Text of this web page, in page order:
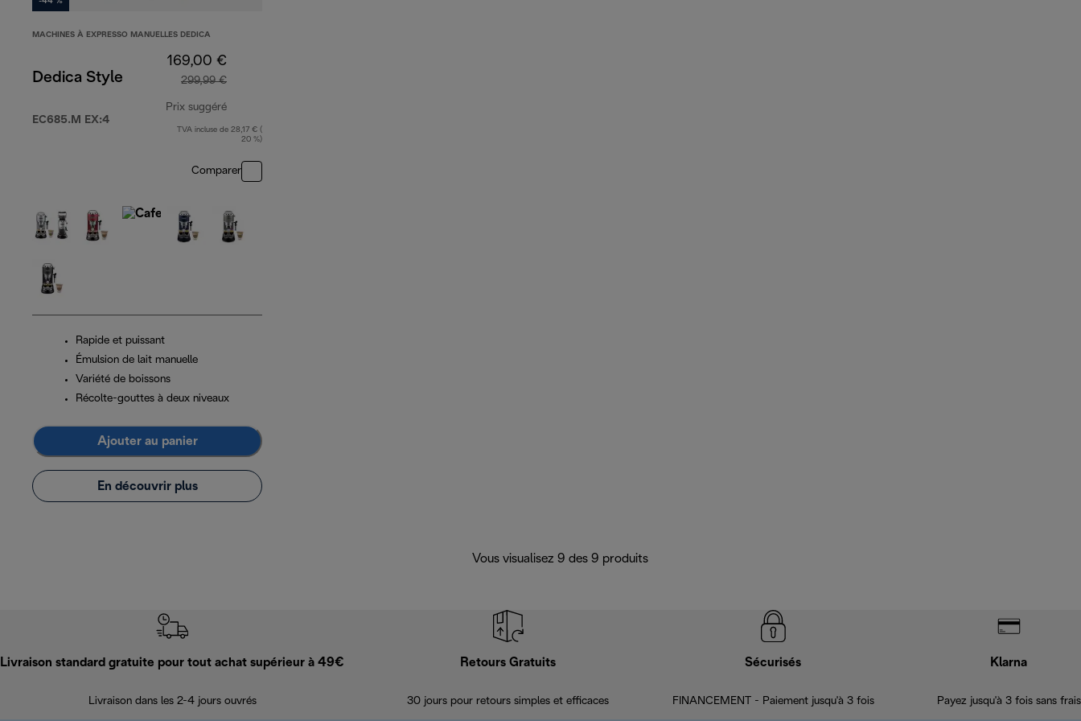
MACHINES À EXPRESSO MANUELLES DEDICA
Dedica Style
EC685.M EX:4
169,00 €
299,99 €
Prix suggéré
prix original 299,99 €
TVA incluse de 28,17 € (
20 %)
Comparer
Rapide et puissant
Émulsion de lait manuelle
Variété de boissons
Récolte-gouttes à deux niveaux
Ajouter au panier
En découvrir plus
Vous visualisez 9 des 9 produits
Livraison standard gratuite pour tout achat supérieur à 49€
Livraison dans les 2-4 jours ouvrés
Retours Gratuits
30 jours pour retours simples et efficaces
Sécurisés
FINANCEMENT - Paiement jusqu'à 3 fois
Klarna
Payez jusqu'à 3 fois sans frais